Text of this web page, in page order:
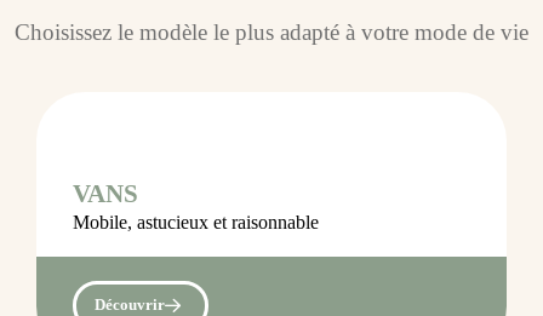
Choisissez le modèle le plus adapté à votre mode de vie
VANS
Mobile, astucieux et raisonnable
Découvrir